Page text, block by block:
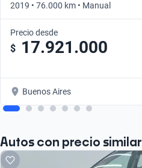
2019 • 76.000 km • Manual
Precio desde
$ 17.921.000
Buenos Aires
Autos con precio similar